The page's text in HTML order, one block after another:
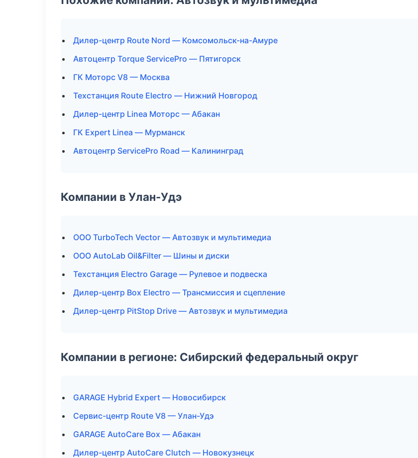
Дилер-центр Route Nord — Комсомольск-на-Амуре
Автоцентр Torque ServicePro — Пятигорск
ГК Моторс V8 — Москва
Техстанция Route Electro — Нижний Новгород
Дилер-центр Linea Моторс — Абакан
ГК Expert Linea — Мурманск
Автоцентр ServicePro Road — Калининград
Компании в Улан-Удэ
ООО TurboTech Vector — Автозвук и мультимедиа
ООО AutoLab Oil&Filter — Шины и диски
Техстанция Electro Garage — Рулевое и подвеска
Дилер-центр Box Electro — Трансмиссия и сцепление
Дилер-центр PitStop Drive — Автозвук и мультимедиа
Компании в регионе: Сибирский федеральный округ
GARAGE Hybrid Expert — Новосибирск
Сервис-центр Route V8 — Улан-Удэ
GARAGE AutoCare Box — Абакан
Дилер-центр AutoCare Clutch — Новокузнецк